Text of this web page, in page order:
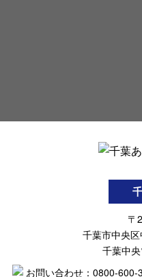
〒
千葉市中央
千葉中